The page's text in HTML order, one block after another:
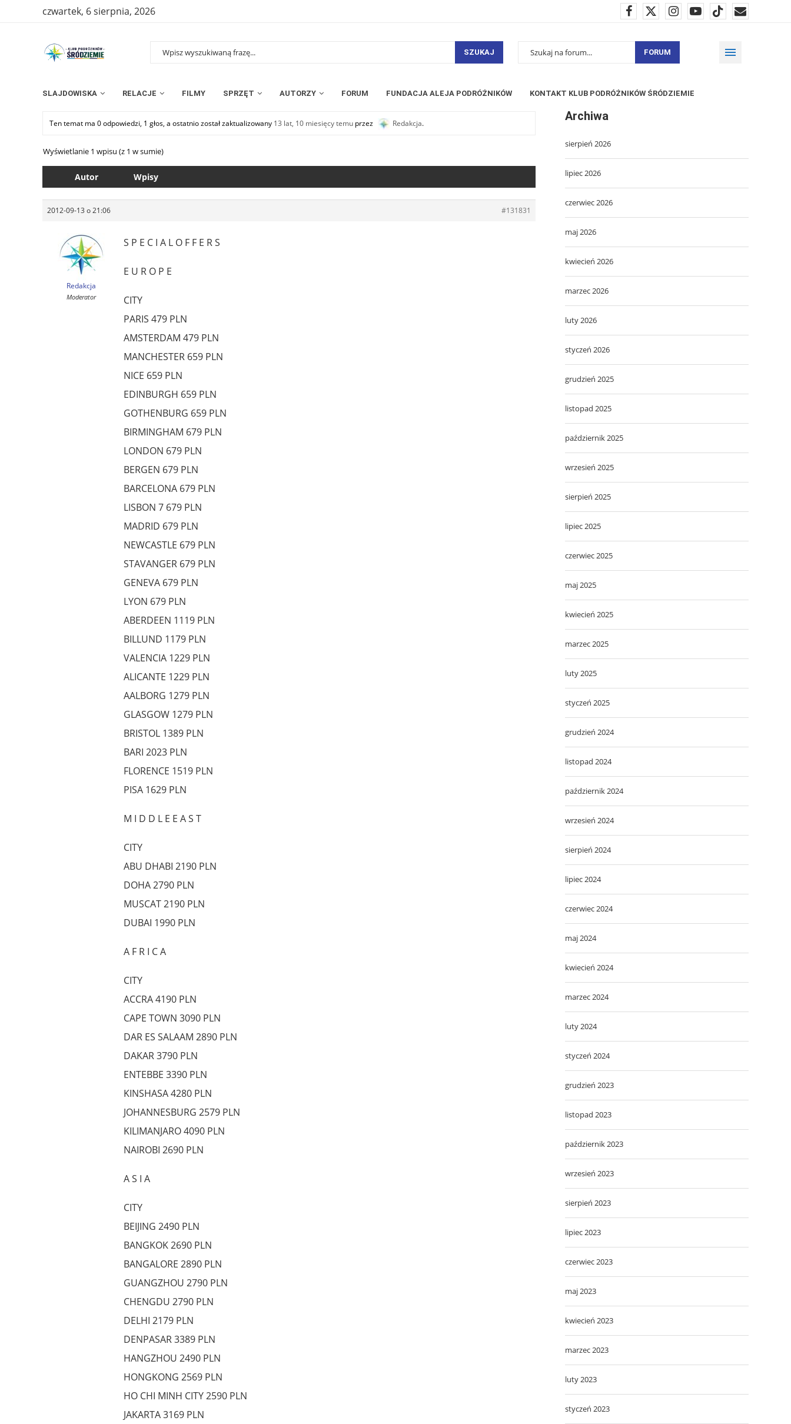
czwartek, 6 sierpnia, 2026
SZUKAJ FORUM
SLAJDOWISKA RELACJE FILMY SPRZĘT AUTORZY FORUM FUNDACJA ALEJA PODRÓŻNIKÓW KONTAKT KLUB PODRÓŻNIKÓW ŚRÓDZIEMIE
Ten temat ma 0 odpowiedzi, 1 głos, a ostatnio został zaktualizowany 13 lat, 10 miesięcy temu przez Redakcja.
Wyświetlanie 1 wpisu (z 1 w sumie)
Autor Wpisy
2012-09-13 o 21:06 #131831
Redakcja
Moderator
S P E C I A L O F F E R S
E U R O P E
CITY
PARIS 479 PLN
AMSTERDAM 479 PLN
MANCHESTER 659 PLN
NICE 659 PLN
EDINBURGH 659 PLN
GOTHENBURG 659 PLN
BIRMINGHAM 679 PLN
LONDON 679 PLN
BERGEN 679 PLN
BARCELONA 679 PLN
LISBON 7 679 PLN
MADRID 679 PLN
NEWCASTLE 679 PLN
STAVANGER 679 PLN
GENEVA 679 PLN
LYON 679 PLN
ABERDEEN 1119 PLN
BILLUND 1179 PLN
VALENCIA 1229 PLN
ALICANTE 1229 PLN
AALBORG 1279 PLN
GLASGOW 1279 PLN
BRISTOL 1389 PLN
BARI 2023 PLN
FLORENCE 1519 PLN
PISA 1629 PLN
M I D D L E E A S T
CITY
ABU DHABI 2190 PLN
DOHA 2790 PLN
MUSCAT 2190 PLN
DUBAI 1990 PLN
A F R I C A
CITY
ACCRA 4190 PLN
CAPE TOWN 3090 PLN
DAR ES SALAAM 2890 PLN
DAKAR 3790 PLN
ENTEBBE 3390 PLN
KINSHASA 4280 PLN
JOHANNESBURG 2579 PLN
KILIMANJARO 4090 PLN
NAIROBI 2690 PLN
A S I A
CITY
BEIJING 2490 PLN
BANGKOK 2690 PLN
BANGALORE 2890 PLN
GUANGZHOU 2790 PLN
CHENGDU 2790 PLN
DELHI 2179 PLN
DENPASAR 3389 PLN
HANGZHOU 2490 PLN
HONGKONG 2569 PLN
HO CHI MINH CITY 2590 PLN
JAKARTA 3169 PLN
Archiwa
sierpień 2026
lipiec 2026
czerwiec 2026
maj 2026
kwiecień 2026
marzec 2026
luty 2026
styczeń 2026
grudzień 2025
listopad 2025
październik 2025
wrzesień 2025
sierpień 2025
lipiec 2025
czerwiec 2025
maj 2025
kwiecień 2025
marzec 2025
luty 2025
styczeń 2025
grudzień 2024
listopad 2024
październik 2024
wrzesień 2024
sierpień 2024
lipiec 2024
czerwiec 2024
maj 2024
kwiecień 2024
marzec 2024
luty 2024
styczeń 2024
grudzień 2023
listopad 2023
październik 2023
wrzesień 2023
sierpień 2023
lipiec 2023
czerwiec 2023
maj 2023
kwiecień 2023
marzec 2023
luty 2023
styczeń 2023